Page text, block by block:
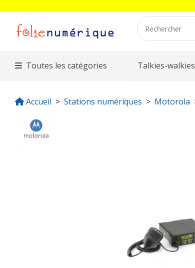
Toutes les catégories Talkies-walkies
Accueil Stations numériques Motorola